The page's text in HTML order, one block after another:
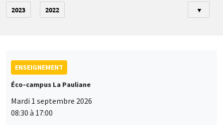
2023 2022 ▼
ENSEIGNEMENT
Éco-campus La Pauliane
Mardi 1 septembre 2026
08:30 à 17:00